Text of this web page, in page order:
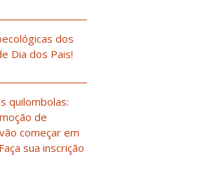
dos
Dia dos Pais!
quilombolas:
de
começar em
sua inscrição